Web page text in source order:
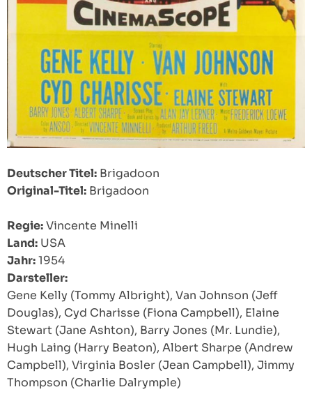
Deutscher Titel: Brigadoon
Original-Titel: Brigadoon
Regie:Vincente Minelli
Land: USA
Jahr:1954
Darsteller:
Gene Kelly (Tommy Albright), Van Johnson (Jeff
Douglas), Cyd Charisse (Fiona Campbell), Elaine
Stewart (Jane Ashton), Barry Jones (Mr. Lundie),
Hugh Laing (Harry Beaton), Albert Sharpe (Andrew
Campbell), Virginia Bosler (Jean Campbell), Jimmy
Thompson (Charlie Dalrymple)